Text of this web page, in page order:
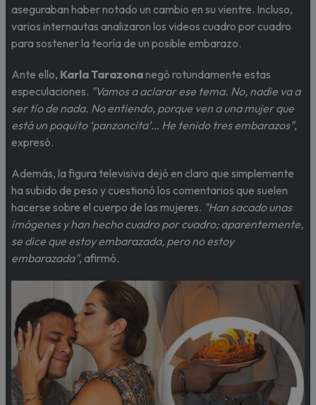
aseguraban haber notado un cambio en su vientre. Incluso,
varios internautas analizaron los videos cuadro por cuadro
para sostener la teoría de un posible embarazo.
Ante ello, Karla Tarazonanegó rotundamente estas
especulaciones. "Vamos a aclarar ese tema. No, nadie va a
ser tío de nada. No entiendo, porque ven a una mujer que
está un poquito ‘panzoncita’… He tenido tres embarazos",
expresó.
Además, la figura televisiva dejó en claro que simplemente
ha subido de peso y cuestionó los comentarios que suelen
hacerse sobre el cuerpo de las mujeres. "Han sacado unas
imágenes y han hecho cuadro por cuadro; aparentemente,
se dice que estoy embarazada, pero no estoy
embarazada", afirmó.